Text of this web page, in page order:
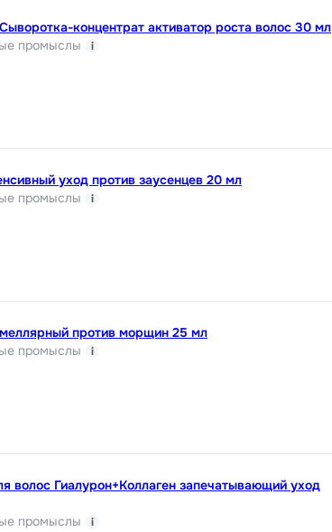
концентрат активатор роста волос 30 мл
промыслы i
уход против заусенцев 20 мл
промыслы i
против морщин 25 мл
промыслы i
волос Гиалурон+Коллаген запечатывающий уход
промыслы i